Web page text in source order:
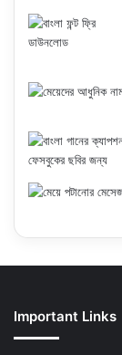
Important Links